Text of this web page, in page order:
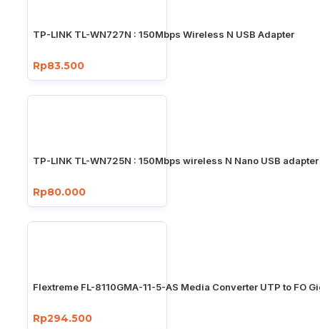
TP-LINK TL-WN727N : 150Mbps Wireless N USB Adapter
Rp83.500
TP-LINK TL-WN725N : 150Mbps wireless N Nano USB adapter
Rp80.000
Flextreme FL-8110GMA-11-5-AS Media Converter UTP to FO
Rp294.500